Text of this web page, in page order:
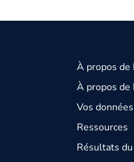
À propos de
À propos de
Vos
Ressources
Résultats